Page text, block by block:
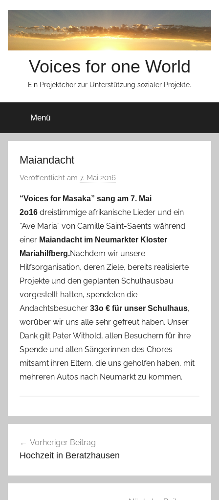
springen
Voices for one World
Ein Projektchor zur Unterstützung sozialer Projekte.
Menü
Maiandacht
Veröffentlicht am 7. Mai 2016
n
s
t
e
f
a
n
o
“Voices for Masaka” sang am 7. Mai
2o16 dreistimmige afrikanische Lieder und ein
“Ave Maria” von Camille Saint-Saents während
einer Maiandacht im Neumarkter Kloster
Mariahilfberg.Nachdem wir unsere
Hilfsorganisation, deren Ziele, bereits realisierte
Projekte und den geplanten Schulhausbau
vorgestellt hatten, spendeten die
Andachtsbesucher 33o € für unser Schulhaus,
worüber wir uns alle sehr gefreut haben. Unser
Dank gilt Pater Withold, allen Besuchern für ihre
Spende und allen Sängerinnen des Chores
mitsamt ihren Eltern, die uns geholfen haben, mit
mehreren Autos nach Neumarkt zu kommen.
A
e
Vorheriger Beitrag
Hochzeit in Beratzhausen